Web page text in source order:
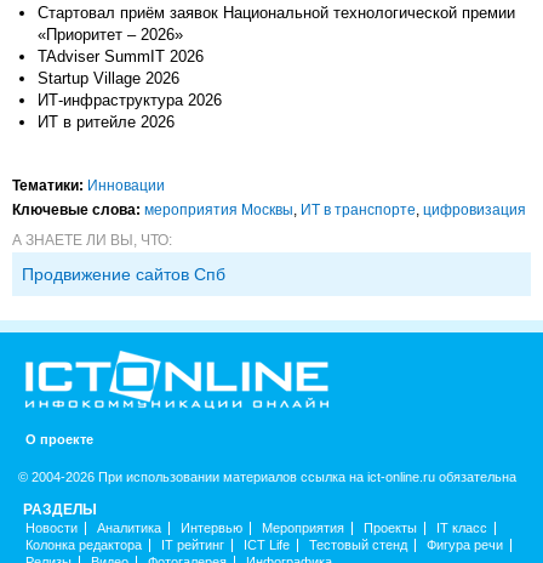
Стартовал приём заявок Национальной технологической премии
«Приоритет – 2026»
TAdviser SummIT 2026
Startup Village 2026
ИТ-инфраструктура 2026
ИТ в ритейле 2026
Тематики: Инновации
Ключевые слова: мероприятия Москвы ИТ в транспорте цифровизация
А ЗНАЕТЕ ЛИ ВЫ, ЧТО:
Продвижение сайтов Спб
О проекте
© 2004-2026 При использовании материалов ссылка на ict-online.ru обязательна
РАЗДЕЛЫ
Новости Аналитика Интервью Мероприятия Проекты
IT класс
Колонка редактора
IT рейтинг ICT Life Тестовый стенд
Фигура речи